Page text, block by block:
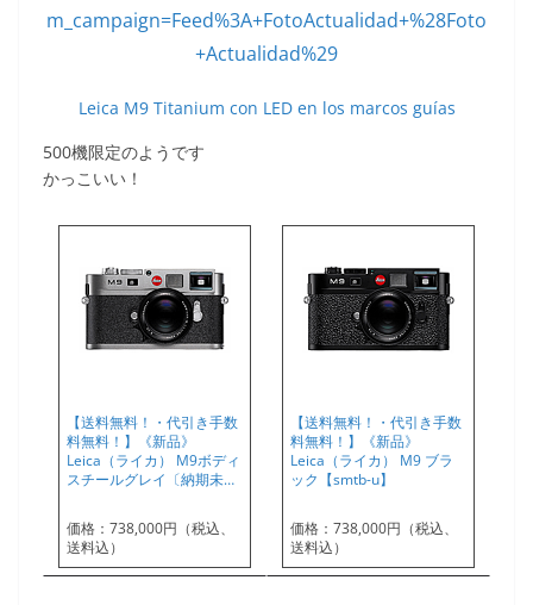
Leica M9 Titanium con LED en los marcos guías
500機限定のようです
かっこいい！
【送料無料！・代引き手数
料無料！】《新品》
Leica（ライカ） M9ボディ
スチールグレイ〔納期未…
価格：738,000円（税込、
送料込）
【送料無料！・代引き手数
料無料！】《新品》
Leica（ライカ） M9 ブラ
ック【smtb-u】
価格：738,000円（税込、
送料込）